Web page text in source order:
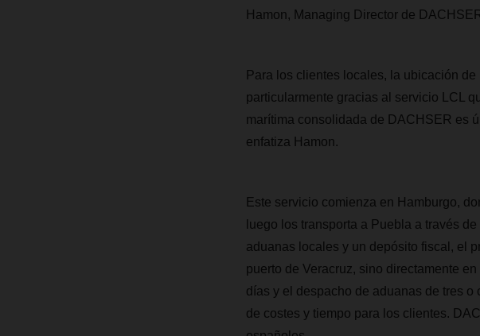
Hamon, Managing Director de
Para los clientes locales, la ubicación
particularmente gracias al servicio LCL
marítima consolidada de DACHSER es
enfatiza Hamon.
Este servicio comienza en Hamburgo,
luego los transporta a Puebla a través
aduanas locales y un depósito fiscal, el
puerto de Veracruz, sino directamente
días y el despacho de aduanas de tres
de costes y tiempo para los clientes.